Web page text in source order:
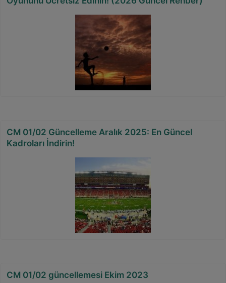
CM 01/02 Güncelleme Aralık 2025: En Güncel
Kadroları İndirin!
CM 01/02 güncellemesi Ekim 2023